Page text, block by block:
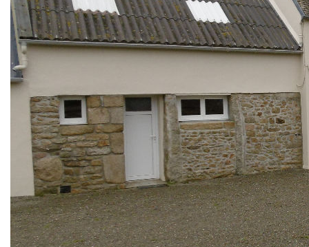
Nous Rejoindre
Actualités
Description
Réf : 839-elyp
Maison de ferme de 138 m² habitable, proche de la voie
express tout en étant dans le calme de la campagne. Elle
est composée d'une cuisine aménagée et équipée, d'un
salon/salour avec une cheminée insert, une chambre, une
salle de bains, à l'étage 3 chambres, une lingerie, une salle
d'eau. Une dépendance de 35 m², un garage, un jardin.